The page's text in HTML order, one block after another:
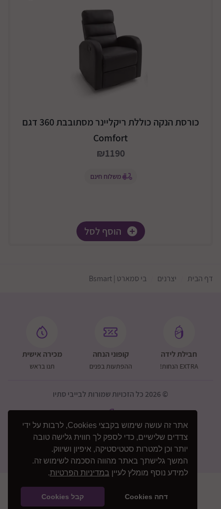
אתר זה עושה שימוש בקבצי Cookies, לרבות על ידי
צדדים שלישיים, כדי לספק לך חווית גלישה טובה
יותר וכן למטרות סטטיסטיקה, איפיון ושיווק.
המשך גלישתך באתר מהווה הסכמה לשימוש זה.
למידע נוסף מומלץ לעיין במדיניות הפרטיות.
דחה Cookies קבל Cookies
כורסת הנקה כוללת ריקליינר מסתובבת 360 דגם
Comfort
₪1190
משלוח חינם
הוסף לסל
דף הבית יצרנים בי סמארט | Bsmart
חבילת לידה
EXTRA הנחות!
קופוני הנחה
ההפתעות בפנים
מכירה אישית
תנו בראש
© 2026 כל הזכויות שמורות לבייבי סתיו